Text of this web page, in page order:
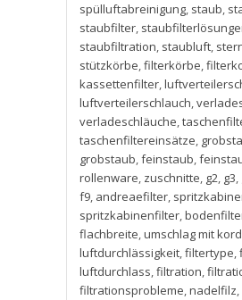
spülluftabreinigung, staub,
staubfilter,
staubfiltration, staubluft,
stützkörbe,filterkörbe,
kassettenfilter,
luftverteilerschlauch,
verladeschläuche,
taschenfiltereinsätze,
grobstaub,feinstaub,
rollenware, zuschnitte, g2, g3,
f9, andreaefilter,
spritzkabinenfilter,
flachbreite,umschlag mit
luftdurchlässigkeit,filtertype,
luftdurchlass,filtration,
filtrationsprobleme,nadelfilz,